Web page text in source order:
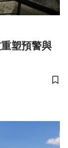
塑預警與
儲